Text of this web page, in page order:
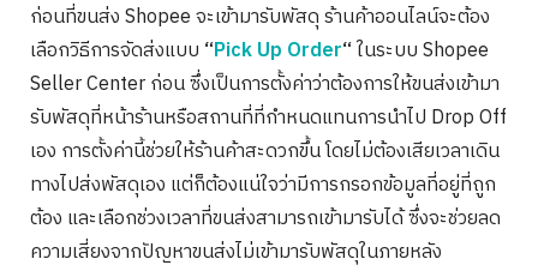
ก่อนที่ขนส่ง Shopee จะเข้ามารับพัสดุ ร้านค้าออนไลน์จะต้อง
เลือกวิธีการจัดส่งแบบ “Pick Up Order“ในระบบ Shopee
Seller Center ก่อน ซึ่งเป็นการตั้งค่าว่าต้องการให้ขนส่งเข้ามา
รับพัสดุที่หน้าร้านหรือสถานที่ที่กำหนดแทนการนำไป Drop Off
เอง การตั้งค่านี้ช่วยให้ร้านค้าสะดวกขึ้น โดยไม่ต้องเสียเวลาเดิน
ทางไปส่งพัสดุเอง แต่ก็ต้องแน่ใจว่ามีการกรอกข้อมูลที่อยู่ที่ถูก
ต้อง และเลือกช่วงเวลาที่ขนส่งสามารถเข้ามารับได้ ซึ่งจะช่วยลด
ความเสี่ยงจากปัญหาขนส่งไม่เข้ามารับพัสดุในภายหลัง